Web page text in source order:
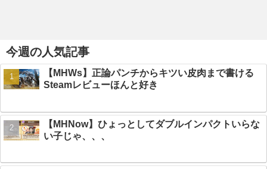
今週の人気記事
【MHWs】正論パンチからキツい皮肉まで書ける
Steamレビューほんと好き
【MHNow】ひょっとしてダブルインパクトいらな
い子じゃ、、、